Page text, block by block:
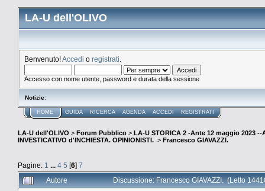
LA-U dell'OLIVO
Benvenuto!Accedi o registrati
Accesso con nome utente, password e durata della sessione
Notizie:
HOME GUIDA RICERCA AGENDA ACCEDI REGISTRATI
LA-U dell'OLIVO > Forum Pubblico > LA-U STORICA 2 -Ante 12 maggio 2023 --
INVESTICATIVO d'INCHIESTA. OPINIONISTI. > Francesco GIAVAZZI.
Pagine: 1 ... 4 5 [6] 7
Autore
Discussione: Francesco GIAVAZZI. (Letto